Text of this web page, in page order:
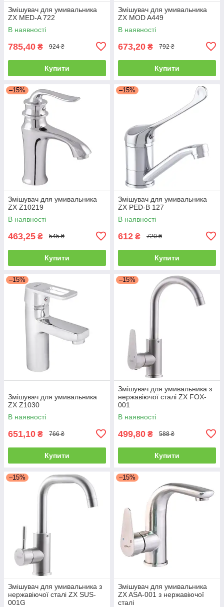
Змішувач для умивальника
ZX MED-A 722
В наявності
785,40 ₴ 924 ₴
Купити
Змішувач для умивальника
ZX MOD A449
В наявності
673,20 ₴ 792 ₴
Купити
–15%
Змішувач для умивальника
ZX Z10219
В наявності
463,25 ₴ 545 ₴
Купити
–15%
Змішувач для умивальника
ZX PED-B 127
В наявності
612 ₴ 720 ₴
Купити
–15%
Змішувач для умивальника
ZX Z1030
В наявності
651,10 ₴ 766 ₴
Купити
–15%
Змішувач для умивальника з
нержавіючої сталі ZX FOX-
001
В наявності
499,80 ₴ 588 ₴
Купити
–15%
Змішувач для умивальника з
нержавіючої сталі ZX SUS-
001G
–15%
Змішувач для умивальника
ZX ASA-001 з нержавіючої
сталі